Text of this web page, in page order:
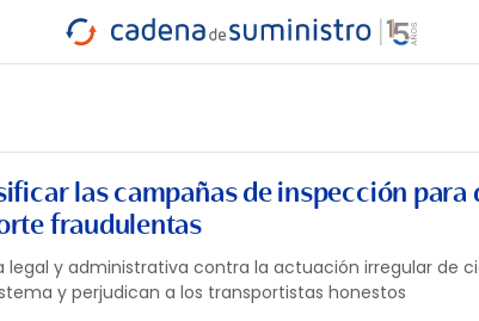
CARRETERA
MARÍTIMO INTERMODAL
las campañas de inspección para
fraudulentas
legal y administrativa contra la actuación irregular de
y perjudican a los transportistas honestos